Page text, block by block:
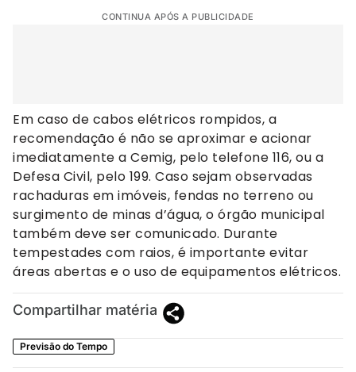
CONTINUA APÓS A PUBLICIDADE
Em caso de cabos elétricos rompidos, a
recomendação é não se aproximar e acionar
imediatamente a Cemig, pelo telefone 116, ou a
Defesa Civil, pelo 199. Caso sejam observadas
rachaduras em imóveis, fendas no terreno ou
surgimento de minas d’água, o órgão municipal
também deve ser comunicado. Durante
tempestades com raios, é importante evitar
áreas abertas e o uso de equipamentos elétricos.
Compartilhar matéria
Previsão do Tempo